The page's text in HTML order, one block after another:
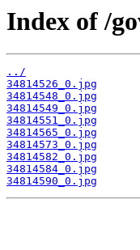
Index of /
../
34814526_0.jpg
34814548_0.jpg
34814549_0.jpg
34814551_0.jpg
34814565_0.jpg
34814573_0.jpg
34814582_0.jpg
34814584_0.jpg
34814590_0.jpg